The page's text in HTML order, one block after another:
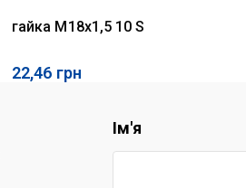
гайка M18x1,5 10 S
22,46 грн
Ім'я